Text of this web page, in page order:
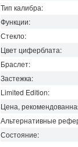
Тип калибра:
Функции:
Стекло:
Цвет циферблата:
Браслет:
Застежка:
Limited Edition:
Цена,
Альтернативные
Состояние: